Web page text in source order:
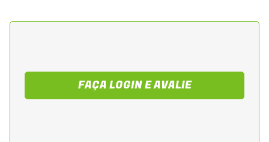
elétrico original
- Alta durabilidade em uso diário e intenso
- Produto desenvolvido conforme os
FAÇA LOGIN E AVALIE